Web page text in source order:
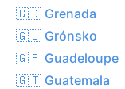
🇬🇩 Grenada
🇬🇱 Grónsko
🇬🇵 Guadeloupe
🇬🇹 Guatemala